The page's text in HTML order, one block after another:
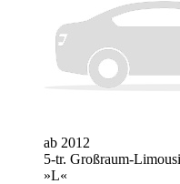
ab 2012
5-tr. Großraum-
»L«